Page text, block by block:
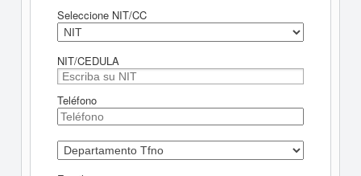
Seleccione NIT/CC
NIT/CEDULA
Teléfono